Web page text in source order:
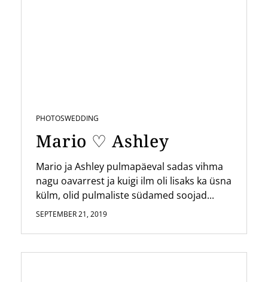
PHOTOSWEDDING
Mario ♡ Ashley
Mario ja Ashley pulmapäeval sadas vihma
nagu oavarrest ja kuigi ilm oli lisaks ka üsna
külm, olid pulmaliste südamed soojad...
SEPTEMBER 21, 2019